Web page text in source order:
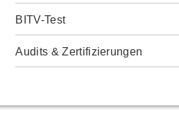
BITV-Test
Audits & Zertifizierungen